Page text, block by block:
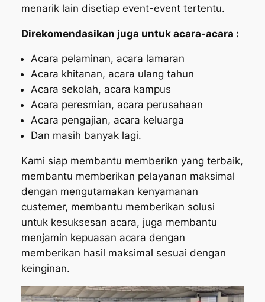
menarik lain disetiap event-event tertentu.
Direkomendasikan juga untuk acara-acara :
Acara pelaminan, acara lamaran
Acara khitanan, acara ulang tahun
Acara sekolah, acara kampus
Acara peresmian, acara perusahaan
Acara pengajian, acara keluarga
Dan masih banyak lagi.
Kami siap membantu memberikn yang terbaik,
membantu memberikan pelayanan maksimal
dengan mengutamakan kenyamanan
custemer, membantu memberikan solusi
untuk kesuksesan acara, juga membantu
menjamin kepuasan acara dengan
memberikan hasil maksimal sesuai dengan
keinginan.